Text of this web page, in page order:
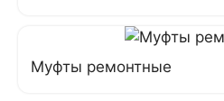
Муфты ремонтные